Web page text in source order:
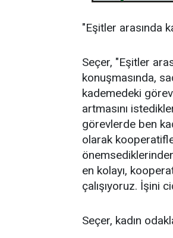
"Eşitler arasında
Seçer, "Eşitler
konuşmasında,
kademedeki
artmasını
görevlerde ben
olarak
en kolayı,
çalışıyoruz. İşini
Seçer, kadın